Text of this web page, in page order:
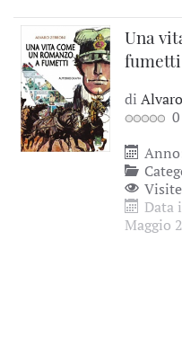
Una
fumetti
di
0
Data
Maggio